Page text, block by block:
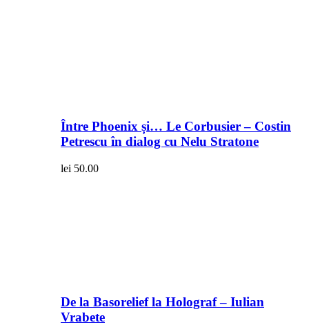
Între Phoenix și… Le Corbusier – Costin
Petrescu în dialog cu Nelu Stratone
lei 50.00
De la Basorelief la Holograf – Iulian
Vrabete